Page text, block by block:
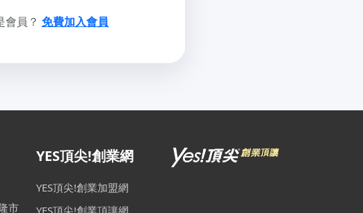
會員？ 免費加入會員
市
YES頂尖!創業網
YES頂尖!創業加盟網
YES頂尖!創業頂讓網